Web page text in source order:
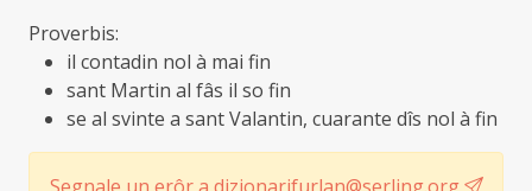
Proverbis:
il contadin nol à mai fin
sant Martin al fâs il so fin
se al svinte a sant Valantin, cuarante dîs nol à fin